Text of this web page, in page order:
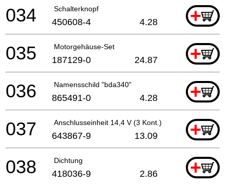
Schalterknopf +
034 450608-4 4.28
Motorgehäuse-Set +
035 187129-0 24.87
Namensschild "bda340" +
036 865491-0 4.28
Anschlusseinheit 14,4 V (3 Kont.) +
037 643867-9 13.09
Dichtung +
038 418036-9 2.86